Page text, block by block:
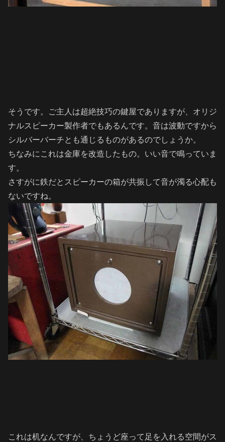
そうです。ご主人は超絶技巧の鍵屋でありますが、オリジ
ナルスピーカー製作者でもあるんです。音は波動ですから
シルバーバーチとも通じるものがあるのでしょうか。
ちなみにこれは金庫を改造したもの。いい音で鳴っていま
す。
さすがに鉄だとスピーカーの箱が共振して音が濁る心配も
ないですね。
これは机なんですが、ちょうど座って足を入れる空間がス